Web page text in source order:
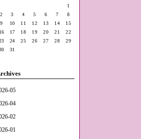
1
2
3 4 5 6 7
8
9
10 11 12 13 14
15
16
17 18 19 20 21
22
24 25 26 27 28
29
31
05
04
02
01